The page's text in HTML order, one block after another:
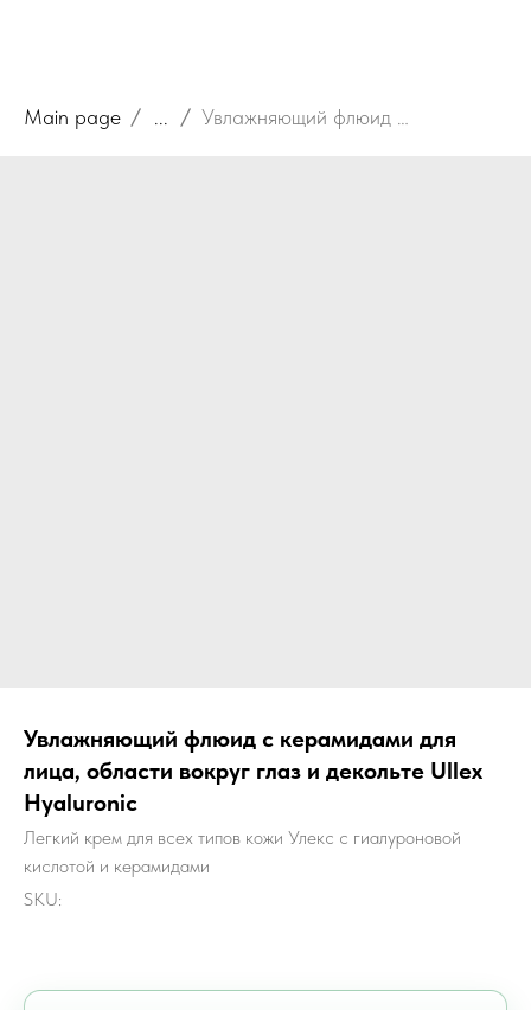
Main page
Увлажняющий флюид с керамидами для
лица, области вокруг глаз и декольте Ullex
Hyaluronic
Легкий крем для всех типов кожи Улекс с гиалуроновой
кислотой и керамидами
SKU: